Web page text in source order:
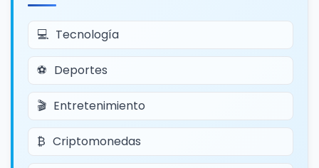
Tecnología
Deportes
Entretenimiento
Criptomonedas